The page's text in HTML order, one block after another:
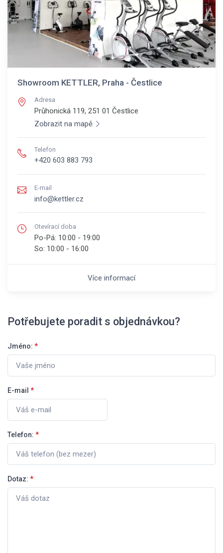
Showroom KETTLER, Praha - Čestlice
Adresa
Průhonická 119, 251 01 Čestlice
Zobrazit na mapě
Telefon
+420 603 883 793
E-mail
info@kettler.cz
Otevírací doba
Po-Pá: 10:00 - 19:00
So: 10:00 - 16:00
Více informací
Potřebujete poradit s objednávkou?
Jméno: *
E-mail *
Telefon: *
Dotaz: *